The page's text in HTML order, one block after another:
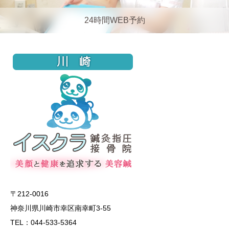
24時間WEB予約
〒212-0016
神奈川県川崎市幸区南幸町3-55
TEL：044-533-5364